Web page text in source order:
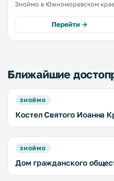
Зноймо в Южноморавском
от города Ла-ан-дер-Тайя. К
услугам гостей терраса для
и бесплатная частная
Перейти →
Ближайшие
ЗНОЙМО
Костел Святого Иоанна
ЗНОЙМО
Дом гражданского